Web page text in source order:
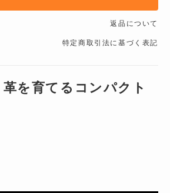
返品について
特定商取引法に基づく表記
を育てるコンパクト